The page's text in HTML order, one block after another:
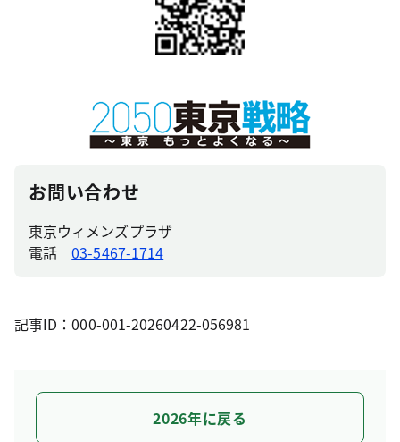
お問い合わせ
東京ウィメンズプラザ
電話03-5467-1714
記事ID：000-001-20260422-056981
2026年に戻る